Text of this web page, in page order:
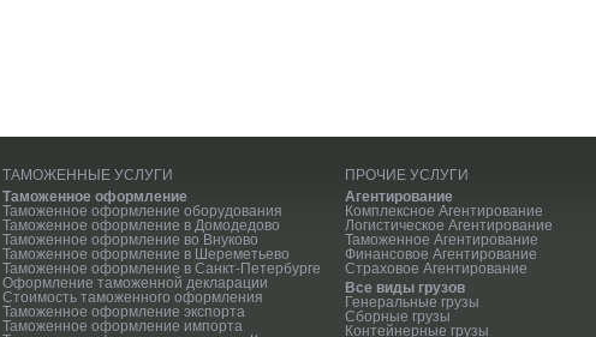
ТАМОЖЕННЫЕ УСЛУГИ
Таможенное оформление
Таможенное оформление оборудования
Таможенное оформление в Домодедово
Таможенное оформление во Внуково
Таможенное оформление в Шереметьево
Таможенное оформление в Санкт-Петербурге
Оформление таможенной декларации
Стоимость таможенного оформления
Таможенное оформление экспорта
Таможенное оформление импорта
ПРОЧИЕ УСЛУГИ
Агентирование
Комплексное Агентирование
Логистическое Агентирование
Таможенное Агентирование
Финансовое Агентирование
Страховое Агентирование
Все виды грузов
Генеральные грузы
Сборные грузы
Контейнерные грузы